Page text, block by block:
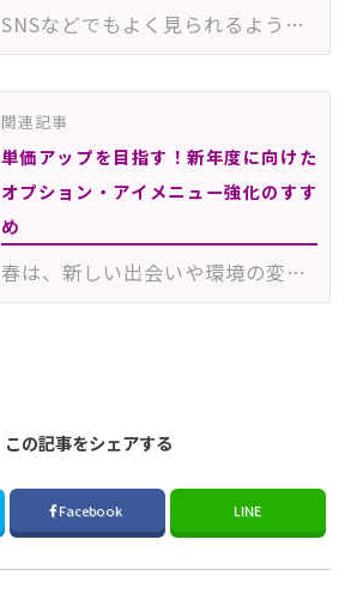
SNSなどでもよく見られるようになってきた「マツエク×ラッシュリフト」。導入サロンが続々と増えてきてい…
関連記事
単価アップを目指す！新年度に向けた
オプション・アイメニュー強化のすす
め
春は、新しい出会いや環境の変化が多い季節。新年度を迎えるにあたって、お客様の外見への意識が高まりや…
この記事をシェアする
Facebook LINE